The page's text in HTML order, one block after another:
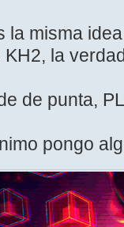
la misma
la
de punta,
pongo